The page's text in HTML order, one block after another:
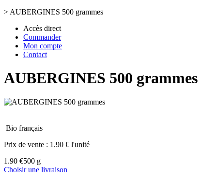
> AUBERGINES 500 grammes
Accès direct
Commander
Mon compte
Contact
AUBERGINES 500 grammes
Bio français
Prix de vente : 1.90 € l'unité
1.90 €500 g
Choisir une livraison